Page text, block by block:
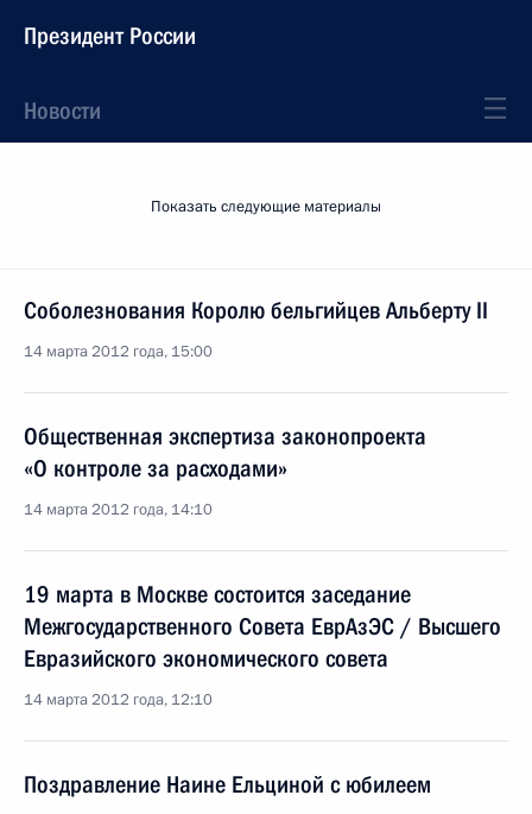
Президент России
Новости
Показать следующие материалы
Соболезнования Королю бельгийцев Альберту II
14 марта 2012 года, 15:00
Общественная экспертиза законопроекта
«О контроле за расходами»
14 марта 2012 года, 14:10
19 марта в Москве состоится заседание
Межгосударственного Совета ЕврАзЭС / Высшего
Евразийского экономического совета
14 марта 2012 года, 12:10
Поздравление Наине Ельциной с юбилеем